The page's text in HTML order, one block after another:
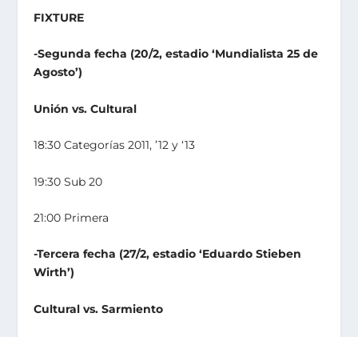
FIXTURE
-Segunda fecha (20/2, estadio ‘Mundialista 25 de
Agosto’)
Unión vs. Cultural
18:30 Categorías 2011, ’12 y ‘13
19:30 Sub 20
21:00 Primera
-Tercera fecha (27/2, estadio ‘Eduardo Stieben
Wirth’)
Cultural vs. Sarmiento